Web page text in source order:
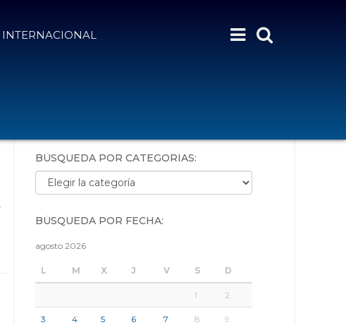
INTERNACIONAL
BÚSQUEDA POR CATEGORÍAS:
Búsqueda por categorías:
BÚSQUEDA POR FECHA:
agosto 2026
L M X J V S D
1 2
3 4 5 6 7 8 9